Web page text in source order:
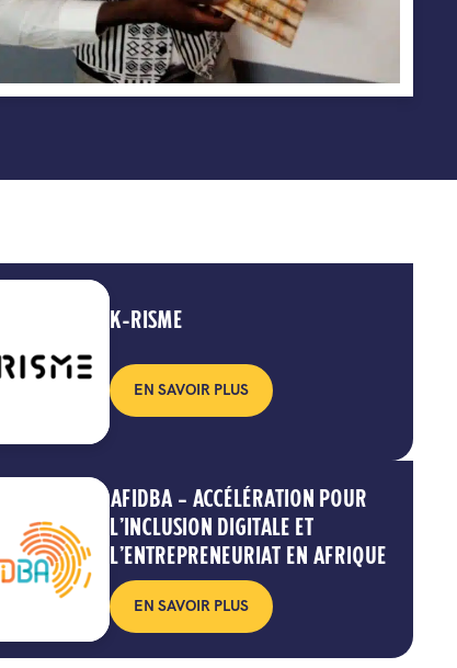
K-RISME
EN SAVOIR PLUS
AFIDBA – ACCÉLÉRATION POUR
L’INCLUSION DIGITALE ET
L’ENTREPRENEURIAT EN AFRIQUE
EN SAVOIR PLUS